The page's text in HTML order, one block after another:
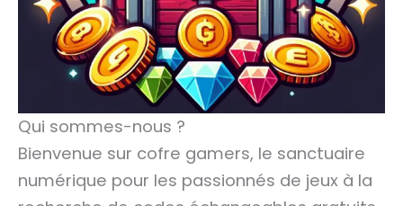
Qui sommes-nous ?
Bienvenue sur cofre gamers, le sanctuaire
numérique pour les passionnés de jeux à la